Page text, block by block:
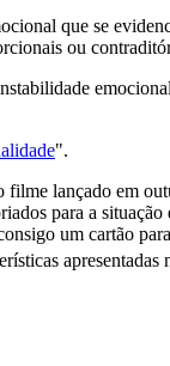
que se
ou
".
filme lançado em
para a
um cartão